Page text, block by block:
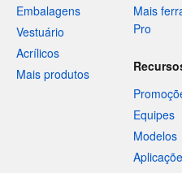
Embalagens
Vestuário
Acrílicos
Mais produtos
Mais
Pro
Equipes
Modelos